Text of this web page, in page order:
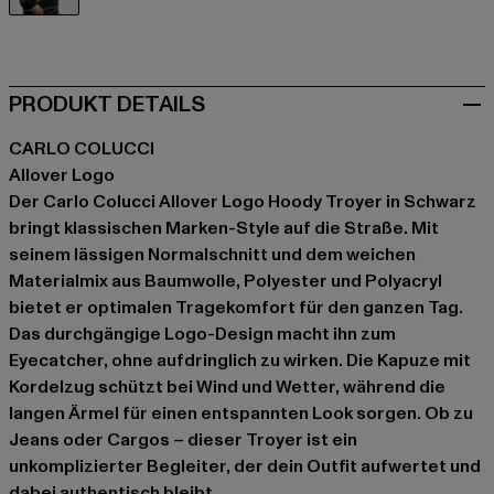
PRODUKT DETAILS
CARLO COLUCCI
Allover Logo
Der Carlo Colucci Allover Logo Hoody Troyer in Schwarz
bringt klassischen Marken-Style auf die Straße. Mit
seinem lässigen Normalschnitt und dem weichen
Materialmix aus Baumwolle, Polyester und Polyacryl
bietet er optimalen Tragekomfort für den ganzen Tag.
Das durchgängige Logo-Design macht ihn zum
Eyecatcher, ohne aufdringlich zu wirken. Die Kapuze mit
Kordelzug schützt bei Wind und Wetter, während die
langen Ärmel für einen entspannten Look sorgen. Ob zu
Jeans oder Cargos – dieser Troyer ist ein
unkomplizierter Begleiter, der dein Outfit aufwertet und